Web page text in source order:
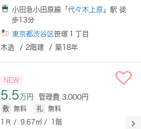
小田急小田原線「代々木上原 」駅 徒
歩13分
東京都渋谷区笹塚１丁目
木造 / 2階建 / 築18年
NEW
5.5万円 管理費 3,000円
敷 無料 礼
無料
1Ｒ / 9.67㎡ / 1階